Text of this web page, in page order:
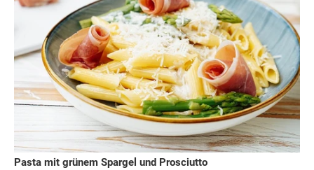
Pasta mit grünem Spargel und Prosciutto